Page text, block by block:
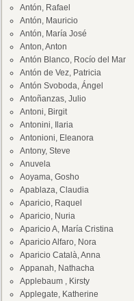
Antón, Rafael
Antón, Mauricio
Antón, María José
Anton, Anton
Antón Blanco, Rocío del Mar
Antón de Vez, Patricia
Antón Svoboda, Ángel
Antoñanzas, Julio
Antoni, Birgit
Antonini, Ilaria
Antonioni, Eleanora
Antony, Steve
Anuvela
Aoyama, Gosho
Apablaza, Claudia
Aparicio, Raquel
Aparicio, Nuria
Aparicio A, María Cristina
Aparicio Alfaro, Nora
Aparicio Català, Anna
Appanah, Nathacha
Applebaum , Kirsty
Applegate, Katherine